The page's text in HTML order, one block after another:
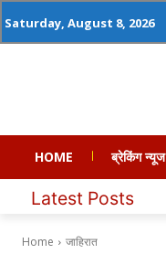
Saturday, August 8, 2026
HOME ब्रेकिंग न्यूज
Latest Posts
Home जाहिरात